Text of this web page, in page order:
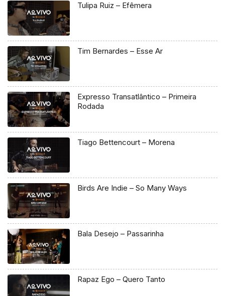
Tulipa Ruiz – Efêmera
Tim Bernardes – Esse Ar
Expresso Transatlântico – Primeira
Rodada
Tiago Bettencourt – Morena
Birds Are Indie – So Many Ways
Bala Desejo – Passarinha
Rapaz Ego – Quero Tanto